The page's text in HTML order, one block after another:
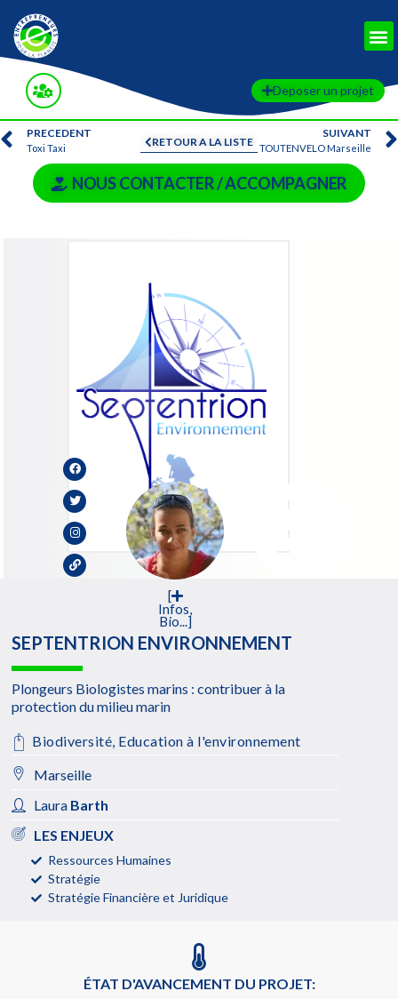
Deposer un projet
RETOUR A LA LISTE
PRECEDENT
Toxi Taxi
SUIVANT
TOUTENVELO Marseille
NOUS CONTACTER / ACCOMPAGNER
[
Infos,
Bio...]
SEPTENTRION ENVIRONNEMENT
Plongeurs Biologistes marins : contribuer à la
protection du milieu marin
Biodiversité, Education à l'environnement
Marseille
Laura Barth
LES ENJEUX
Ressources Humaines
Stratégie
Stratégie Financière et Juridique
ÉTAT D'AVANCEMENT DU PROJET: